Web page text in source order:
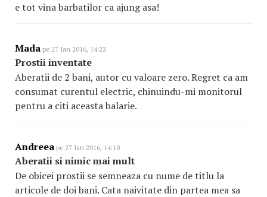
e tot vina barbatilor ca ajung asa!
Mada pe 27 Ian 2016, 14:22
Prostii inventate
Aberatii de 2 bani, autor cu valoare zero. Regret ca am
consumat curentul electric, chinuindu-mi monitorul
pentru a citi aceasta balarie.
Andreea pe 27 Ian 2016, 14:10
Aberatii si nimic mai mult
De obicei prostii se semneaza cu nume de titlu la
articole de doi bani. Cata naivitate din partea mea sa